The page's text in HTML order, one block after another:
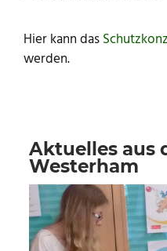
Hier kann das
werden.
Aktuelles aus
Westerham
Öffnungszeiten
KiKu - KiWest (PDF)
Informationen für Familien in
Westerham